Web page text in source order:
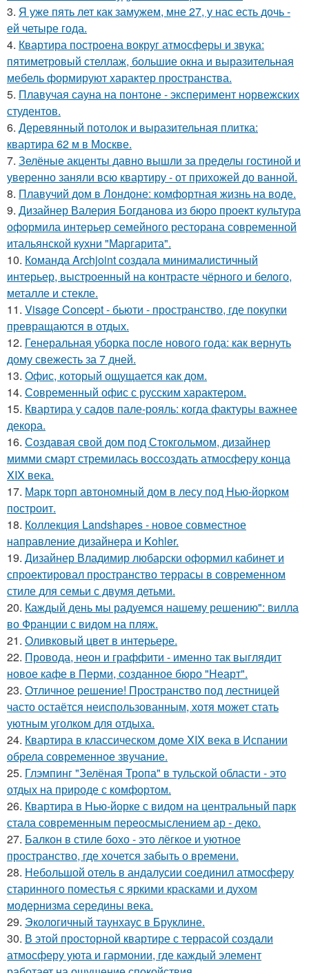
3. Я уже пять лет как замужем, мне 27, у нас есть дочь -
ей четыре года.
4. Квартира построена вокруг атмосферы и звука:
пятиметровый стеллаж, большие окна и выразительная
мебель формируют характер пространства.
5. Плавучая сауна на понтоне - эксперимент норвежских
студентов.
6. Деревянный потолок и выразительная плитка:
квартира 62 м в Москве.
7. Зелёные акценты давно вышли за пределы гостиной и
уверенно заняли всю квартиру - от прихожей до ванной.
8. Плавучий дом в Лондоне: комфортная жизнь на воде.
9. Дизайнер Валерия Богданова из бюро проект культура
оформила интерьер семейного ресторана современной
итальянской кухни "Маргарита".
10. Команда Archjoint создала минималистичный
интерьер, выстроенный на контрасте чёрного и белого,
металле и стекле.
11. Visage Concept - бьюти - пространство, где покупки
превращаются в отдых.
12. Генеральная уборка после нового года: как вернуть
дому свежесть за 7 дней.
13. Офис, который ощущается как дом.
14. Современный офис с русским характером.
15. Квартира у садов пале-рояль: когда фактуры важнее
декора.
16. Создавая свой дом под Стокгольмом, дизайнер
мимми смарт стремилась воссоздать атмосферу конца
XIX века.
17. Марк торп автономный дом в лесу под Нью-йорком
построит.
18. Коллекция Landshapes - новое совместное
направление дизайнера и Kohler.
19. Дизайнер Владимир любарски оформил кабинет и
спроектировал пространство террасы в современном
стиле для семьи с двумя детьми.
20. Каждый день мы радуемся нашему решению": вилла
во Франции с видом на пляж.
21. Оливковый цвет в интерьере.
22. Провода, неон и граффити - именно так выглядит
новое кафе в Перми, созданное бюро "Неарт".
23. Отличное решение! Пространство под лестницей
часто остаётся неиспользованным, хотя может стать
уютным уголком для отдыха.
24. Квартира в классическом доме XIX века в Испании
обрела современное звучание.
25. Глэмпинг "Зелёная Тропа" в тульской области - это
отдых на природе с комфортом.
26. Квартира в Нью-йорке с видом на центральный парк
стала современным переосмыслением ар - деко.
27. Балкон в стиле бохо - это лёгкое и уютное
пространство, где хочется забыть о времени.
28. Небольшой отель в андалусии соединил атмосферу
старинного поместья с яркими красками и духом
модернизма середины века.
29. Экологичный таунхаус в Бруклине.
30. В этой просторной квартире с террасой создали
атмосферу уюта и гармонии, где каждый элемент